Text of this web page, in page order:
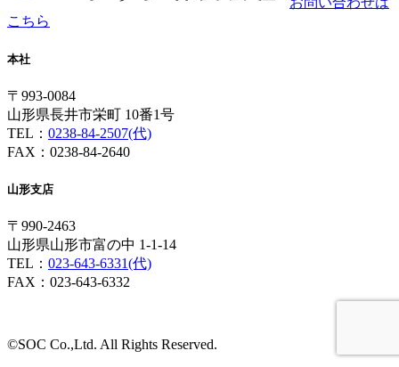
こちら
本社
〒993-0084
山形県長井市栄町 10番1号
TEL： 0238-84-2507(代)
FAX：0238-84-2640
山形支店
〒990-2463
山形県山形市富の中 1-1-14
TEL： 023-643-6331(代)
FAX：023-643-6332
©SOC Co.,Ltd. All Rights Reserved.